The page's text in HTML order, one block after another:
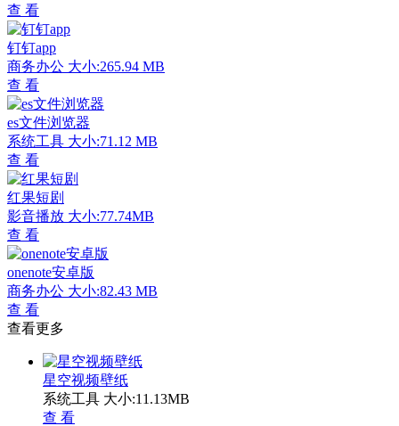
查 看
钉钉app
商务办公 大小:265.94 MB
查 看
es文件浏览器
系统工具 大小:71.12 MB
查 看
红果短剧
影音播放 大小:77.74MB
查 看
onenote安卓版
商务办公 大小:82.43 MB
查 看
查看更多
星空视频壁纸
系统工具 大小:11.13MB
查 看